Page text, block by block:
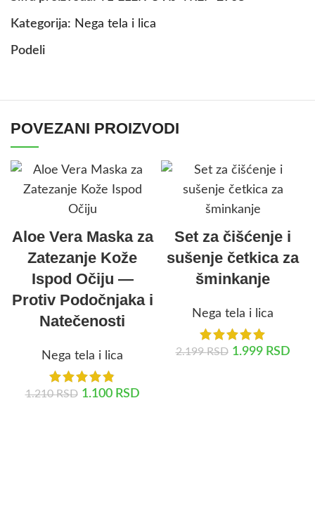
Kategorija: Nega tela i lica
Podeli
POVEZANI PROIZVODI
Aloe Vera Maska za
Zatezanje Kože
Ispod Očiju —
Protiv Podočnjaka i
Natečenosti
Nega tela i lica
1.210RSD 1.100 RSD
Set za čišćenje i
sušenje četkica za
šminkanje
Nega tela i lica
2.199RSD 1.999 RSD